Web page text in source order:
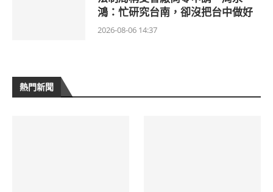
鴻：忙研究台南，卻沒把台中做好
2026-08-06 14:37
熱門新聞